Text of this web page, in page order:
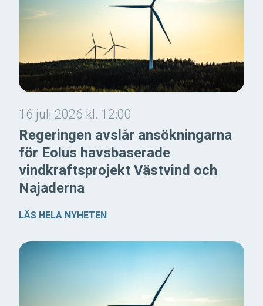
16 juli 2026 kl. 12:00
Regeringen avslår ansökningarna
för Eolus havsbaserade
vindkraftsprojekt Västvind och
Najaderna
LÄS HELA NYHETEN